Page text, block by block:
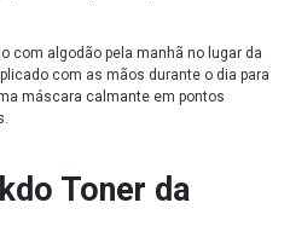
com algodão pela manhã no lugar da
com as mãos durante o dia para
máscara calmante em pontos
Toner da